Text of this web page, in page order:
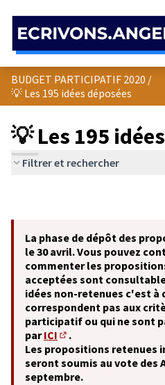
BUDGET PARTICIPATIF 2020 /
💡 Les 195 idées déposées
💡 Les 195
Filtrer et rechercher
La phase de dépôt des
le 30 avril. Vous pouvez
commenter les
acceptées sont
idées non-retenues c'est à
correspondent pas aux
participatif ou qui ne sont
parICI
(S'ouvre dans un
.
Les propositions retenues
seront soumis au vote des
septembre.